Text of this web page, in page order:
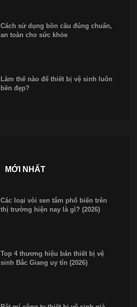
Cách sử dụng bồn cầu đúng chuẩn,
an toàn cho sức khỏe
Làm thế nào để thiết bị vệ sinh luôn
bền đẹp?
MỚI NHẤT
Các loại vòi sen tắm phổ biến trên
thị trường hiện nay là gì? (2026)
Top 4 thương hiệu bán thiết bị vệ
sinh Bắc Giang uy tín (2026)